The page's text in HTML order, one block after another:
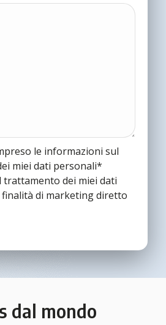
le informazioni sul
miei dati personali*
trattamento dei miei dati
di marketing diretto
dal mondo